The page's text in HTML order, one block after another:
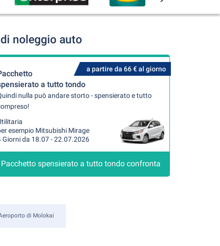
noleggio auto
a partire da 66 € al giorno
a tutto tondo
nulla può andare storto - spensierato e tutto
esempio Mitsubishi Mirage
Giorni da 18.07 - 22.07.2026
Pacchetto spensierato a tutto tondo confronta
di Molokai